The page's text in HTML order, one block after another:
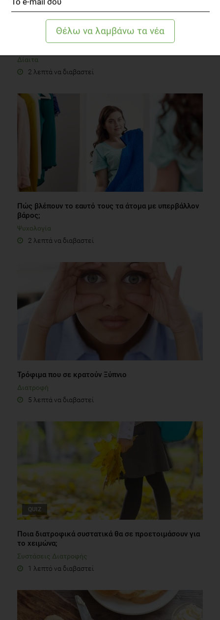
5+ τρόφιμα που πρέπει να αποφεύγετε για λαμπερό
Δίαιτα
2 λεπτά να διαβαστεί
Πώς βλέπουν το εαυτό τους τα άτομα με υπερβάλλον
βάρος;
Ψυχολογία
2 λεπτά να διαβαστεί
Τρόφιμα που σε κρατούν Ξύπνιο
Διατροφή
5 λεπτά να διαβαστεί
QUIZ
Ποια διατροφικά συστατικά θα σε προετοιμάσουν για
το χειμώνα;
Συστάσεις Διατροφής
1 λεπτό να διαβαστεί